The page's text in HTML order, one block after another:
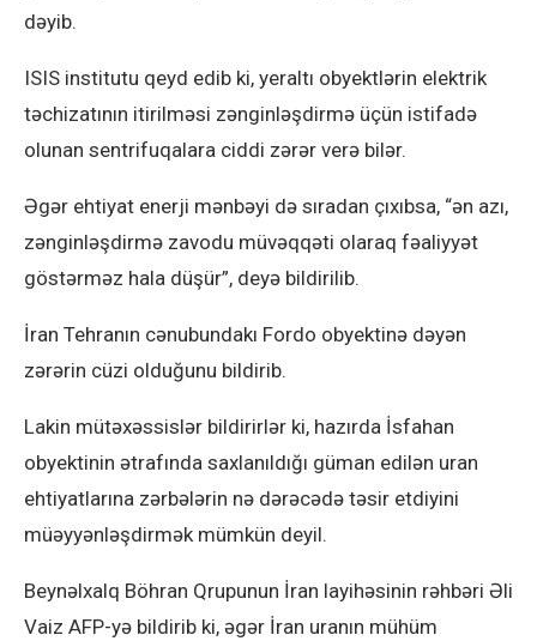
dəyib.
ISIS institutu qeyd edib ki, yeraltı obyektlərin elektrik
təchizatının itirilməsi zənginləşdirmə üçün istifadə
olunan sentrifuqalara ciddi zərər verə bilər.
Əgər ehtiyat enerji mənbəyi də sıradan çıxıbsa, “ən azı,
zənginləşdirmə zavodu müvəqqəti olaraq fəaliyyət
göstərməz hala düşür”, deyə bildirilib.
İran Tehranın cənubundakı Fordo obyektinə dəyən
zərərin cüzi olduğunu bildirib.
Lakin mütəxəssislər bildirirlər ki, hazırda İsfahan
obyektinin ətrafında saxlanıldığı güman edilən uran
ehtiyatlarına zərbələrin nə dərəcədə təsir etdiyini
müəyyənləşdirmək mümkün deyil.
Beynəlxalq Böhran Qrupunun İran layihəsinin rəhbəri Əli
Vaiz AFP-yə bildirib ki, əgər İran uranın mühüm